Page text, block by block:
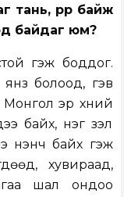
өөрөөрөө байж
байдаг юм?
гэж боддог.
болоод, гэв
эр хүний
байх, нэг үзэл
үнэнч байх гэж
хувираад,
шал ондоо